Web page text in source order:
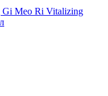
Meo Ri Vitalizing